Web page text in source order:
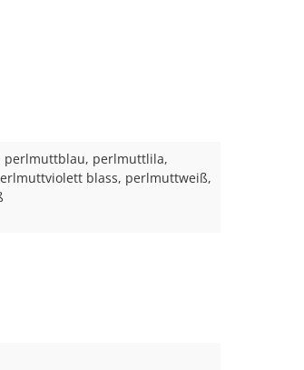
perlmuttblau, perlmuttlila,
blass, perlmuttweiß,